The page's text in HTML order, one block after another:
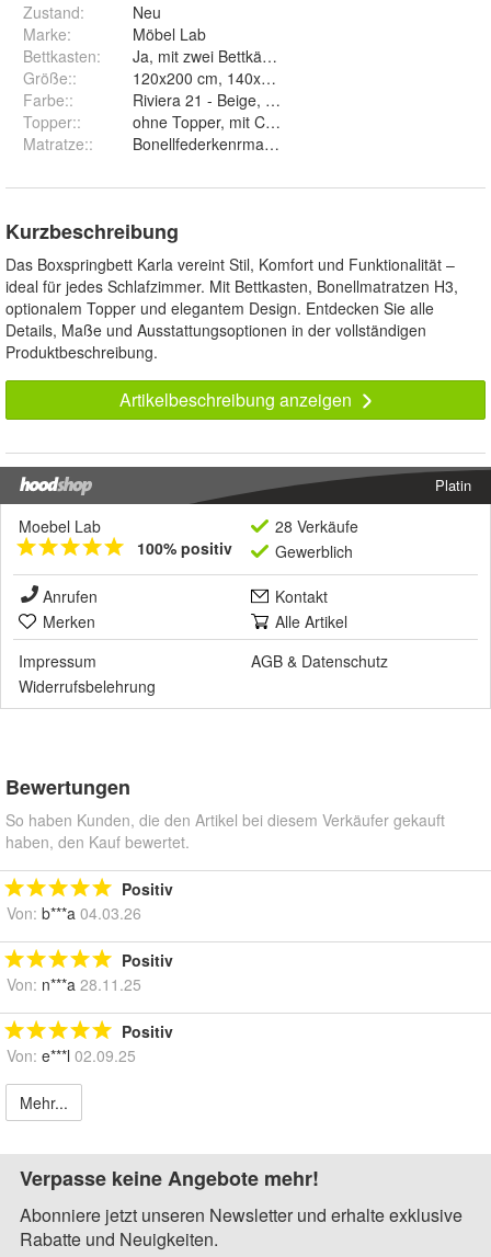
Zustand:
Neu
Marke:
Möbel Lab
Bettkasten:
Ja, mit zwei Bettkästen
Größe::
Farbe::
Riviera 21 - Beige, Riviera 81 - Dunkelblau,
Topper::
Matratze::
Kurzbeschreibung
Das Boxspringbett Karla vereint Stil, Komfort und Funktionalität –
ideal für jedes Schlafzimmer. Mit Bettkasten, Bonellmatratzen H3,
optionalem Topper und elegantem Design. Entdecken Sie alle
Details, Maße und Ausstattungsoptionen in der vollständigen
Produktbeschreibung.
Artikelbeschreibung anzeigen
Platin
Moebel Lab
100% positiv
28 Verkäufe
Gewerblich
Anrufen
Kontakt
Merken
Alle Artikel
Impressum
AGB & Datenschutz
Widerrufsbelehrung
Bewertungen
So haben Kunden, die den Artikel bei diesem Verkäufer gekauft
haben, den Kauf bewertet.
Positiv
Von: b***a 04.03.26
Positiv
Von: n***a 28.11.25
Positiv
Von: e***l 02.09.25
Mehr...
Verpasse keine Angebote mehr!
Abonniere jetzt unseren Newsletter und erhalte exklusive
Rabatte und Neuigkeiten.